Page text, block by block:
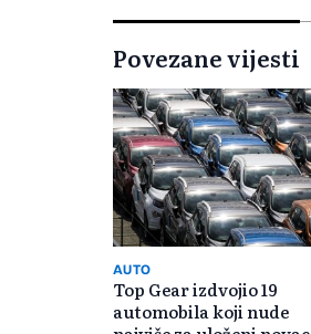
Povezane vijesti
AUTO
Top Gear izdvojio 19
automobila koji nude